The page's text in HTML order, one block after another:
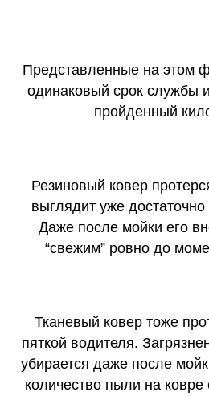
Представленные на этом
одинаковый срок службы
пройденный
Резиновый ковер
выглядит уже
Даже после мойки его
“свежим” ровно до
Тканевый ковер тоже
пяткой водителя.
убирается даже после
количество пыли на